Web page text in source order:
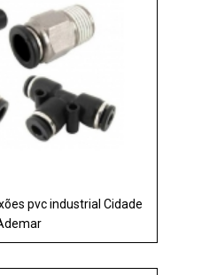
pvc industrial Cidade